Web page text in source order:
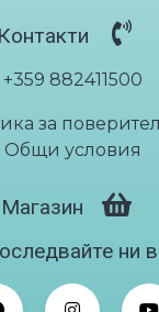
Контакти
+359 882411500
за
Общи условия
Магазин
ни